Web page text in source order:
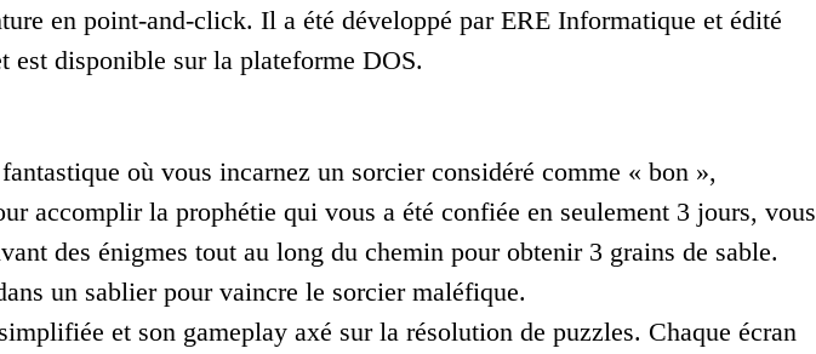
en point-and-click. Il a été développé par ERE Informatique et édité
disponible sur la plateforme DOS.
où vous incarnez un sorcier considéré comme « bon »,
accomplir la prophétie qui vous a été confiée en seulement 3 jours, vous
des énigmes tout au long du chemin pour obtenir 3 grains de sable.
un sablier pour vaincre le sorcier maléfique.
et son gameplay axé sur la résolution de puzzles. Chaque écran